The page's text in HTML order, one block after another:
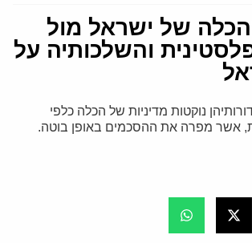
של ישראל מול
והשלכותיה על
נוקטות מדיניות של הכלה כלפי
אשר מפרה את ההסכמים באופן בוטה.